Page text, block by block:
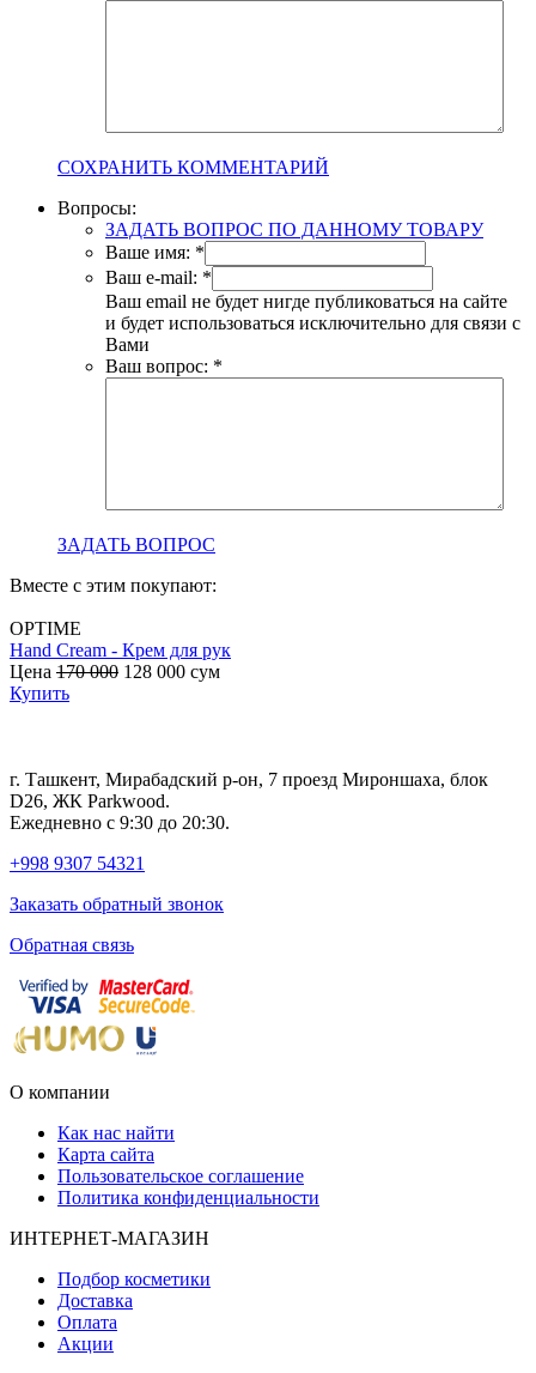
СОХРАНИТЬ КОММЕНТАРИЙ
Вопросы:
ЗАДАТЬ ВОПРОС ПО ДАННОМУ ТОВАРУ
Ваше имя: *
Ваш e-mail: *
Ваш email не будет нигде публиковаться на сайте
и будет использоваться исключительно для связи с
Вами
Ваш вопрос: *
ЗАДАТЬ ВОПРОС
Вместе с этим покупают:
OPTIME
Hand Cream - Крем для рук
Цена 170 000 128 000 сум
Купить
г. Ташкент, Мирабадский р-он, 7 проезд Мироншаха, блок
D26, ЖК Раrkwood.
Ежедневно с 9:30 до 20:30.
+998 9307 54321
Заказать обратный звонок
Обратная связь
О компании
Как нас найти
Карта сайта
Пользовательское соглашение
Политика конфиденциальности
ИНТЕРНЕТ-МАГАЗИН
Подбор косметики
Доставка
Оплата
Акции